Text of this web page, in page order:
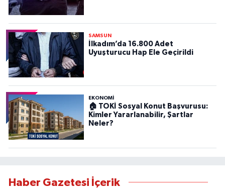
SAMSUN
İlkadım’da 16.800 Adet
Uyuşturucu Hap Ele Geçirildi
EKONOMİ
🏠 TOKİ Sosyal Konut Başvurusu:
Kimler Yararlanabilir, Şartlar
Neler?
Haber Gazetesi İçerik